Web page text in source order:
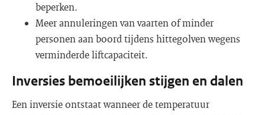
beperken.
Meer annuleringen van vaarten of minder
personen aan boord tijdens hittegolven wegens
verminderde liftcapaciteit.
Inversies bemoeilijken stijgen en dalen
Een inversie ontstaat wanneer de temperatuur